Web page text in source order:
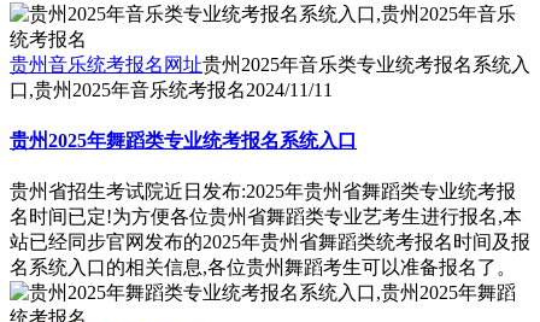
贵州音乐统考报名网址贵州2025年音乐类专业统考报名系统入
口,贵州2025年音乐统考报名2024/11/11
贵州2025年舞蹈类专业统考报名系统入口
贵州省招生考试院近日发布:2025年贵州省舞蹈类专业统考报
名时间已定!为方便各位贵州省舞蹈类专业艺考生进行报名,本
站已经同步官网发布的2025年贵州省舞蹈类统考报名时间及报
名系统入口的相关信息,各位贵州舞蹈考生可以准备报名了。